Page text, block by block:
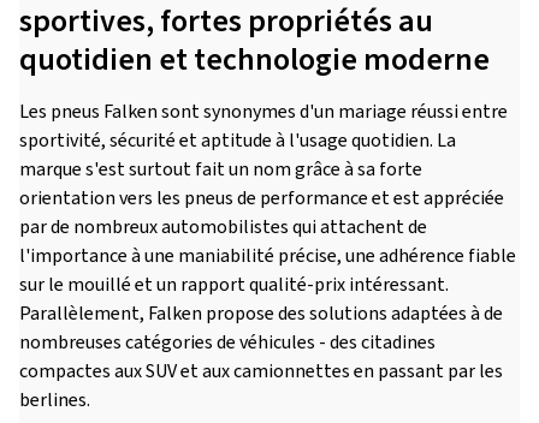
sportives, fortes propriétés au
quotidien et technologie moderne
Les pneus Falken sont synonymes d'un mariage réussi entre
sportivité, sécurité et aptitude à l'usage quotidien. La
marque s'est surtout fait un nom grâce à sa forte
orientation vers les pneus de performance et est appréciée
par de nombreux automobilistes qui attachent de
l'importance à une maniabilité précise, une adhérence fiable
sur le mouillé et un rapport qualité-prix intéressant.
Parallèlement, Falken propose des solutions adaptées à de
nombreuses catégories de véhicules - des citadines
compactes aux SUV et aux camionnettes en passant par les
berlines.